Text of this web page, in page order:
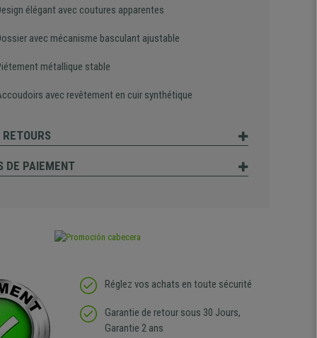
élégant avec coutures apparentes
avec mécanisme basculant ajustable
métallique stable
avec revêtement en cuir synthétique
DE PAIEMENT
Réglez vos achats en toute sécurité
Garantie de retour sous 30 Jours,
Garantie 2 ans